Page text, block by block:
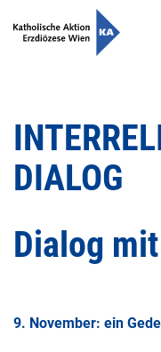
DIALOG
Dialog
9. November: ein